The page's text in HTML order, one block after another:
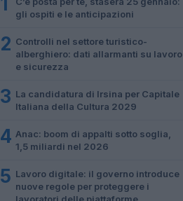
gli ospiti e le anticipazioni
2 Controlli nel settore turistico-
alberghiero: dati allarmanti su lavoro
e sicurezza
3 La candidatura di Irsina per Capitale
Italiana della Cultura 2029
4 Anac: boom di appalti sotto soglia,
1,5 miliardi nel 2026
5 Lavoro digitale: il governo introduce
nuove regole per proteggere i